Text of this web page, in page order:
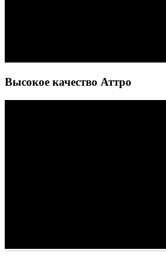
Высокое качество Аттро